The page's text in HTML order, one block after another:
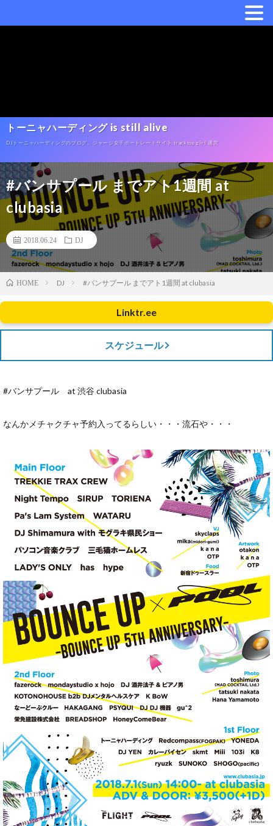
トーニャハーディング is still alive
DJトーニャハーディングのブログ。ジャージ女子ポートレートサイト tracktop girl 運営
#バンサプール までアト1週間 at
clubasia
2018.06.24 DJ
HOME DJ #バンサプール までアト1週間 at clubasia
Linktr.ee
スケジュール
#バンサプール at 渋谷 clubasia
なんかメチャクチャ予約入ってるらしい・・・流石や・・・